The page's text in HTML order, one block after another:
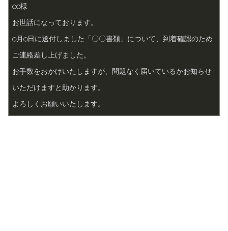
○○様
お世話になっております。
○月○日に送付しました「〇〇書類」について、到着確認のため
ご連絡差し上げました。
お手数をおかけいたしますが、問題なく届いているかお知らせ
いただけますと助かります。
よろしくお願いいたします。